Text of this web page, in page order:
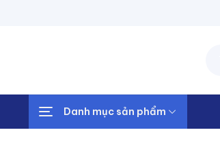
Danh mục sản phẩm